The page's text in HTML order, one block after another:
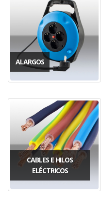
ALARGOS
CABLES E HILOS
ELÉCTRICOS